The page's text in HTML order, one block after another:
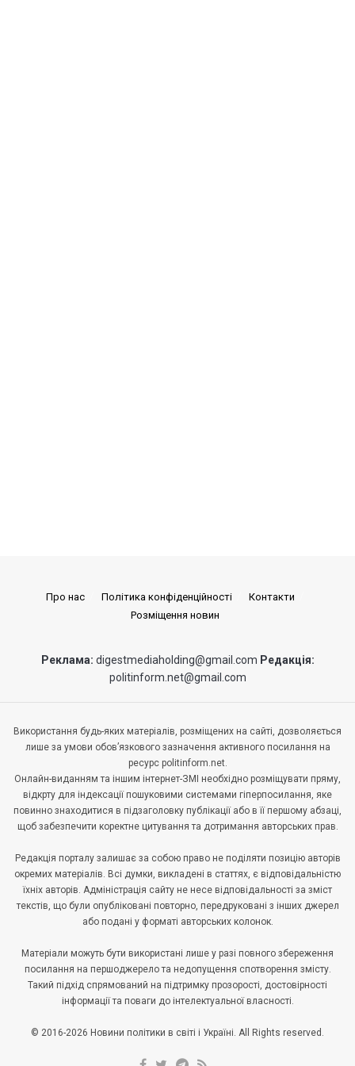
Про нас Політика конфіденційності
Контакти
Розміщення новин
Реклама: digestmediaholding@gmail.com Редакція:
politinform.net@gmail.com
Використання будь-яких матеріалів, розміщених на сайті, дозволяється
лише за умови обов’язкового зазначення активного посилання на
ресурс politinform.net.
Онлайн-виданням та іншим інтернет-ЗМІ необхідно розміщувати пряму,
відкрту для індексації пошуковими системами гіперпосилання, яке
повинно знаходитися в підзаголовку публікації або в її першому абзаці,
щоб забезпечити коректне цитування та дотримання авторських прав.
Редакція порталу залишає за собою право не поділяти позицію авторів
окремих матеріалів. Всі думки, викладені в статтях, є відповідальністю
їхніх авторів. Адміністрація сайту не несе відповідальності за зміст
текстів, що були опубліковані повторно, передруковані з інших джерел
або подані у форматі авторських колонок.
Матеріали можуть бути використані лише у разі повного збереження
посилання на першоджерело та недопущення спотворення змісту.
Такий підхід спрямований на підтримку прозорості, достовірності
інформації та поваги до інтелектуальної власності.
© 2016-2026 Новини політики в світі і Україні. All Rights reserved.